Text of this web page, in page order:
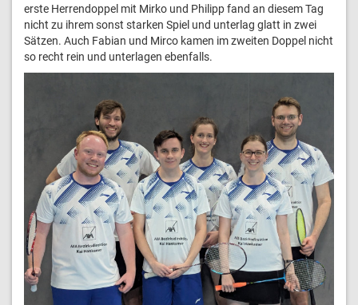
erste Herrendoppel mit Mirko und Philipp fand an diesem Tag
nicht zu ihrem sonst starken Spiel und unterlag glatt in zwei
Sätzen. Auch Fabian und Mirco kamen im zweiten Doppel nicht
so recht rein und unterlagen ebenfalls.